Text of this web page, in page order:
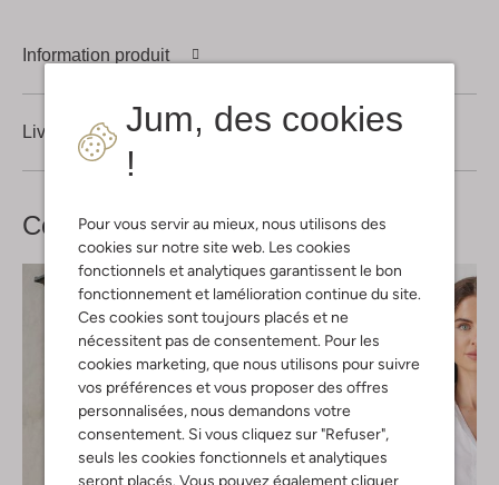
Jum, des cookies
!
Pour vous servir au mieux, nous utilisons des
cookies sur notre site web. Les cookies
fonctionnels et analytiques garantissent le bon
fonctionnement et lamélioration continue du site.
Ces cookies sont toujours placés et ne
nécessitent pas de consentement. Pour les
cookies marketing, que nous utilisons pour suivre
vos préférences et vous proposer des offres
personnalisées, nous demandons votre
consentement. Si vous cliquez sur "Refuser",
seuls les cookies fonctionnels et analytiques
seront placés. Vous pouvez également cliquer
Information produit
Livraison & retours
Complétez votrelook